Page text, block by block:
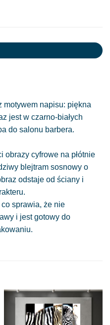
motywem napisu: piękna
jest w czarno-białych
do salonu barbera.
obrazy cyfrowe na płótnie
blejtram sosnowy o
odstaje od ściany i
sprawia, że nie
i jest gotowy do